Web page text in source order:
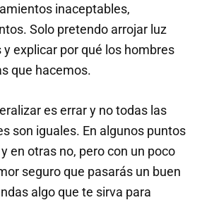
inaceptables,
Solo pretendo arrojar luz
explicar por qué los hombres
que hacemos.
es errar y no todas las
son iguales. En algunos puntos
en otras no, pero con un poco
seguro que pasarás un buen
algo que te sirva para